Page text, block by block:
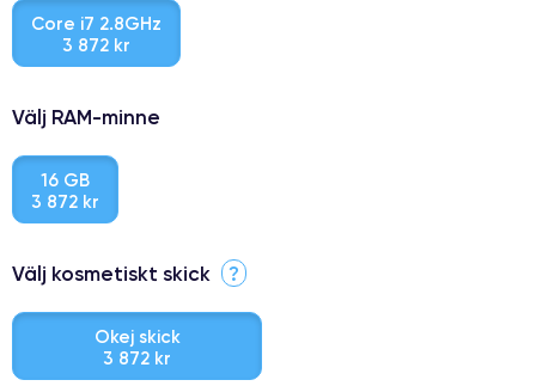
Core i7 2.8GHz
3 872 kr
Välj RAM-minne
16 GB
3 872 kr
Välj kosmetiskt skick ?
Okej skick
3 872 kr